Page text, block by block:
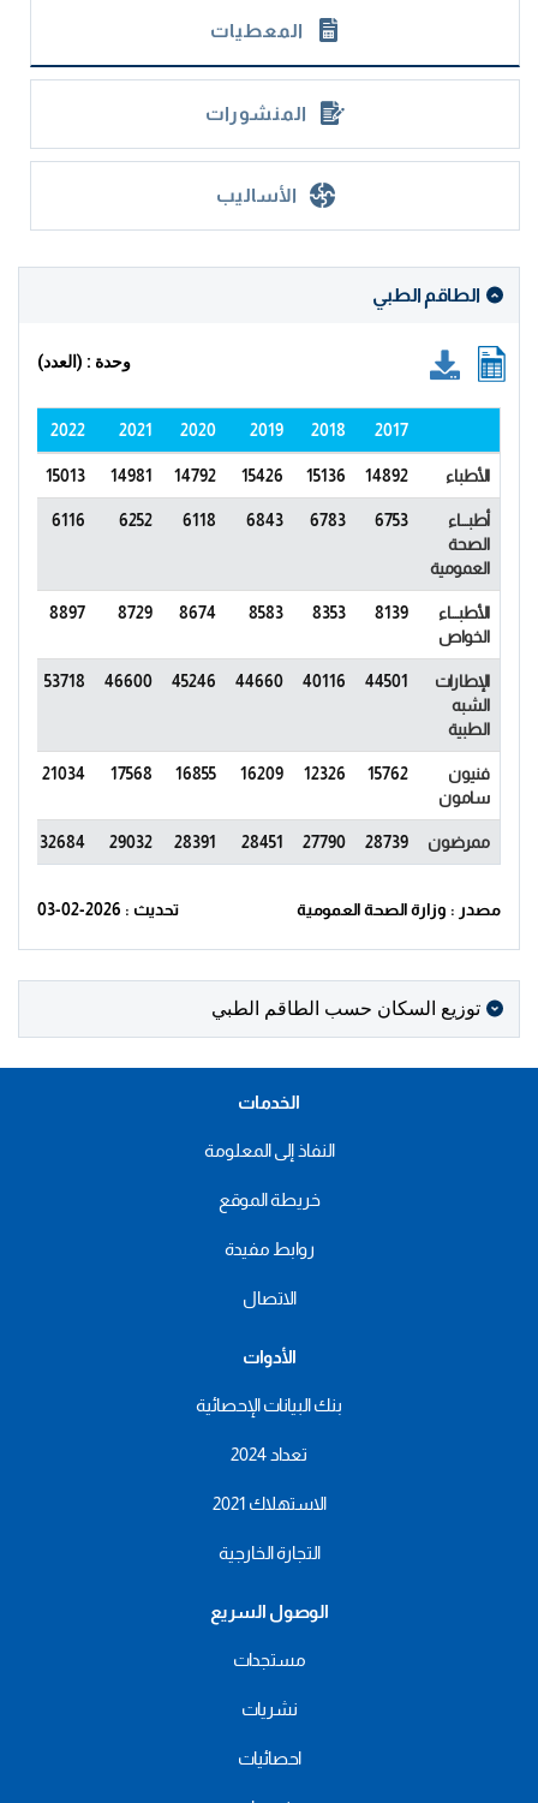
المعطيات
المنشورات
الأساليب
الطاقم الطبي
وحدة : (العدد)
2017
2018
2019
2020
2021
2022
الأطباء 14892
15136
15426
14792
14981
15013
أطبـــاء
الصحة
العمومية
6753
6783
6843
6118
6252
6116
الأطبـــاء
الخواص
8139
8353
8583
8674
8729
8897
الإطارات
الشبه
الطبية
44501
40116
44660
45246
46600
53718
فنيون
سامون
15762
12326
16209
16855
17568
21034
ممرضون 28739
27790
28451
28391
29032
32684
مصدر : وزارة الصحة العمومية تحديث : 2026-02-03
توزيع السكان حسب الطاقم الطبي
الخدمات
النفاذ إلى المعلومة
خريطة الموقع
روابط مفيدة
الاتصال
الأدوات
بنك البيانات الإحصائية
تعداد 2024
الاستهلاك 2021
التجارة الخارجية
الوصول السريع
مستجدات
نشريات
احصائيات